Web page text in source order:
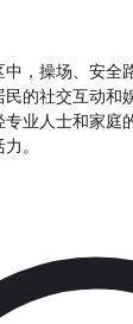
，操场、安全
的社交互动和
业人士和家庭
。